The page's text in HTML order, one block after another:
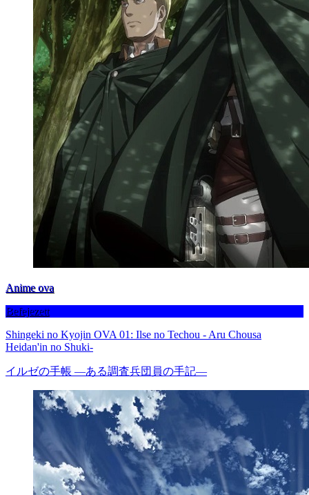
Anime ova
Befejezett
Shingeki no Kyojin OVA 01: Ilse no Techou - Aru Chousa
Heidan'in no Shuki-
イルゼの手帳 ―ある調査兵団員の手記―